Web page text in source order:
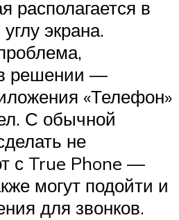
располагается в
экрана.
решении —
«Телефон»
С обычной
не
с True Phone —
могут подойти и
для звонков.